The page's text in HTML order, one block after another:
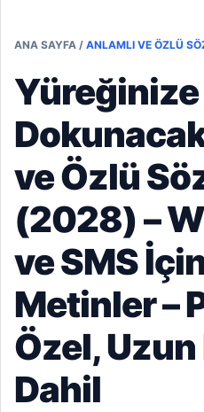
ANA SAYFA / ANLAMLI VE ÖZLÜ
Yüreğinize
ve Özlü
(2028) –
ve SMS
Metinler –
Özel,
Dahil